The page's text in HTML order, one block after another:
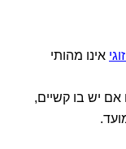
אינו מהותי
אם יש בו קשיים,